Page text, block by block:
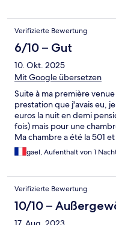
Verifizierte Bewertung
6/10 – Gut
10. Okt. 2025
Mit Google übersetzen
Suite à ma première
prestation que j'avais eu,
euros la nuit en demi
fois) mais pour une
Ma chambre a été la 501
infestée de moustique,
volant mais en plus des
entre chaque client. J'ai
chambre qui ne s'est pas
Cette chambre est plus
pas parfaite car le wifi y
gael, Aufenthalt von 1
Verifizierte Bewertung
10/10 –